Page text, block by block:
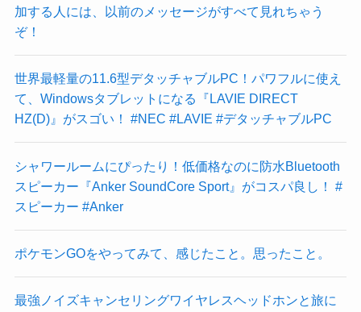
加する人には、以前のメッセージがすべて見れちゃう
ぞ！
世界最軽量の11.6型デタッチャブルPC！パワフルに使え
て、Windowsタブレットになる『LAVIE DIRECT
HZ(D)』がスゴい！ #NEC #LAVIE #デタッチャブルPC
シャワールームにぴったり！低価格なのに防水Bluetooth
スピーカー『Anker SoundCore Sport』がコスパ良し！ #
スピーカー #Anker
ポケモンGOをやってみて、感じたこと。思ったこと。
最強ノイズキャンセリングワイヤレスヘッドホンと旅に